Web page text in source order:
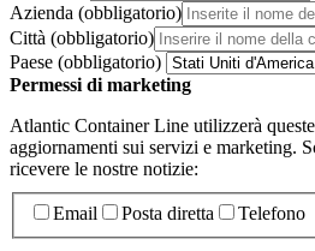
Azienda (obbligatorio)
Città (obbligatorio)
Paese (obbligatorio)
Permessi di marketing
Atlantic Container Line utilizzerà
aggiornamenti sui servizi e marketing.
ricevere le nostre notizie:
Email Posta diretta Telefono